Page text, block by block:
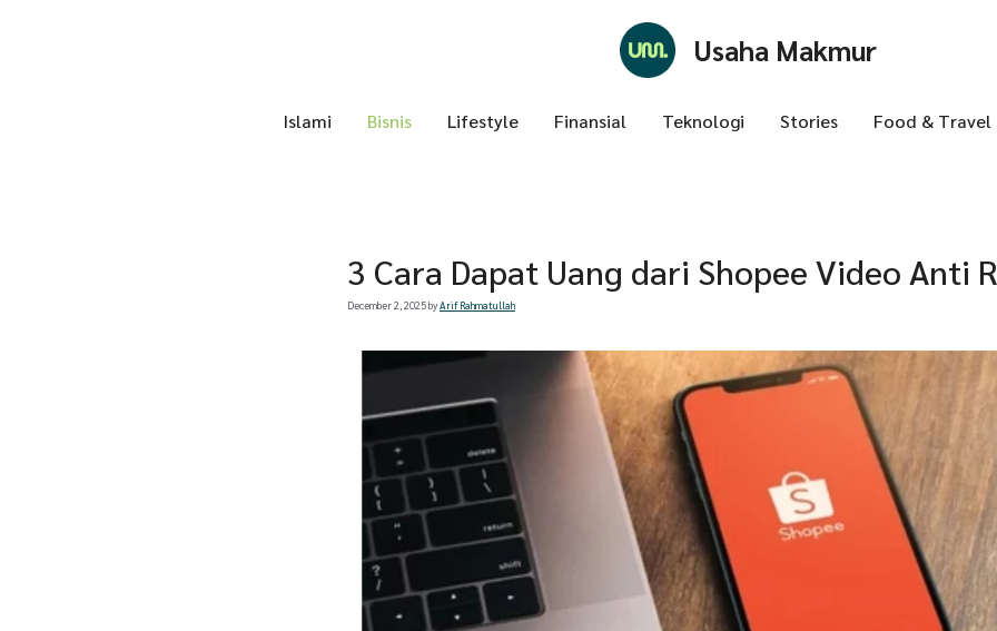
Usaha Makmur
Islami Bisnis Lifestyle Finansial Teknologi Stories Food & Travel
3 Cara Dapat Uang dari Shopee Video Anti
December 2, 2025byArif Rahmatullah